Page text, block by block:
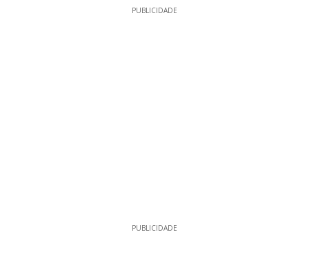
PUBLICIDADE
PUBLICIDADE